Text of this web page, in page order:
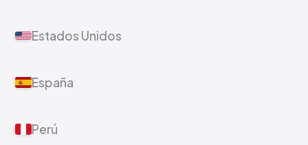
Estados Unidos
España
Perú